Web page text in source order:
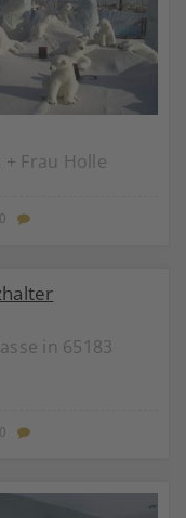
Frau Holle
in 65183